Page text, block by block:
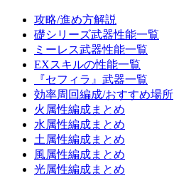
攻略/進め方解説
礎シリーズ武器性能一覧
ミーレス武器性能一覧
EXスキルの性能一覧
『セフィラ』武器一覧
効率周回編成/おすすめ場所
火属性編成まとめ
水属性編成まとめ
土属性編成まとめ
風属性編成まとめ
光属性編成まとめ